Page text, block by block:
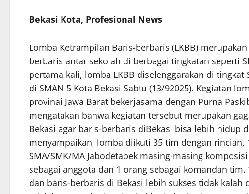
Bekasi Kota, Profesional News
Lomba Ketrampilan Baris-berbaris (LKBB)
berbaris antar sekolah di berbagai tingkatan seperti
pertama kali, lomba LKBB diselenggarakan di tingkat
di SMAN 5 Kota Bekasi Sabtu (13/92025). Kegiatan
provinai Jawa Barat bekerjasama dengan Purna
mengatakan bahwa kegiatan tersebut merupakan
Bekasi agar baris-berbaris diBekasi bisa lebih hidup
menyampaikan, lomba diikuti 35 tim dengan rincian,
SMA/SMK/MA Jabodetabek masing-masing
sebagai anggota dan 1 orang sebagai komandan tim.
dan baris-berbaris di Bekasi lebih sukses tidak kalah